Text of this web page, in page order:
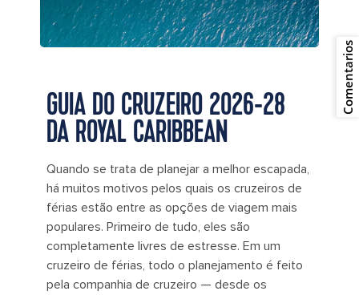
GUIA DO CRUZEIRO 2026-28
DA ROYAL CARIBBEAN
Quando se trata de planejar a melhor escapada,
há muitos motivos pelos quais os cruzeiros de
férias estão entre as opções de viagem mais
populares. Primeiro de tudo, eles são
completamente livres de estresse. Em um
cruzeiro de férias, todo o planejamento é feito
pela companhia de cruzeiro — desde os
Comentarios